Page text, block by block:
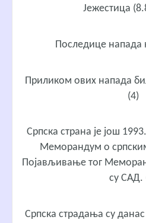
Јежестица
Последице напада
Приликом ових напада
(4)
Српска страна је још
Меморандум о
Појављивање тог
су САД.
Српска страдања су